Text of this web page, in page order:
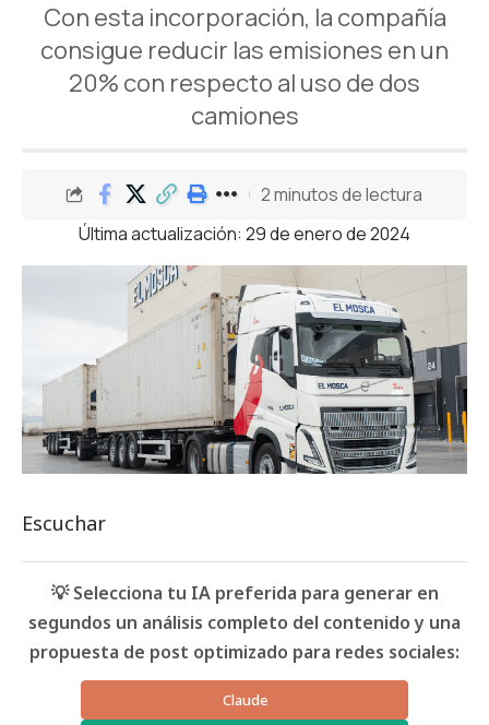
Con esta incorporación, la compañía
consigue reducir las emisiones en un
20% con respecto al uso de dos
camiones
Última actualización: 29 de enero de 2024
2 minutos de lectura
Escuchar
💡 Selecciona tu IA preferida para generar en
segundos un análisis completo del contenido y una
propuesta de post optimizado para redes sociales:
Claude